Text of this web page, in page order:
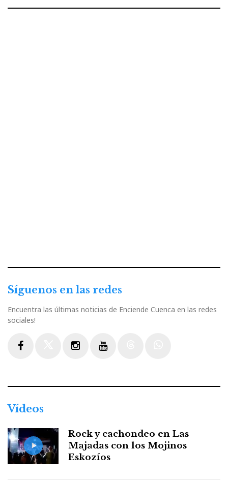
Síguenos en las redes
Encuentra las últimas noticias de Enciende Cuenca en las redes
sociales!
Vídeos
Rock y cachondeo en Las
Majadas con los Mojinos
Eskozíos